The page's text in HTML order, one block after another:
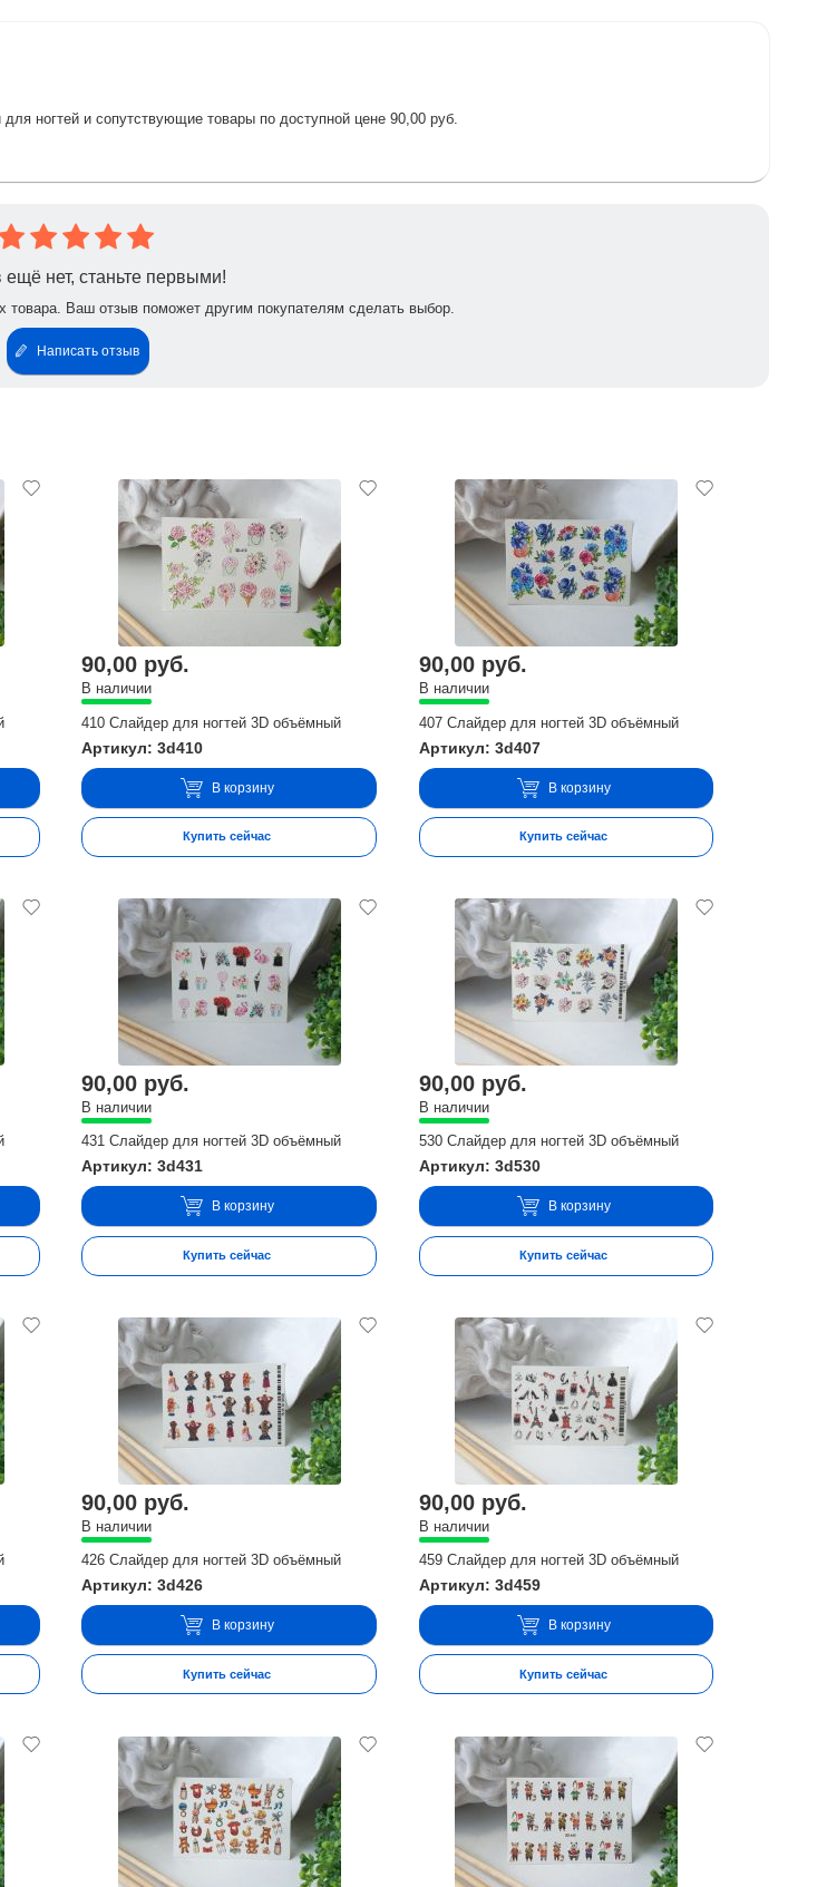
ногтей и сопутствующие товары по доступной цене 90,00 руб.
нет, станьте первыми!
товара. Ваш отзыв поможет другим покупателям сделать выбор.
Написать отзыв
90,00 руб.
В наличии
410 Слайдер для ногтей 3D объёмный
Артикул: 3d410
В корзину
Купить сейчас
90,00 руб.
В наличии
407 Слайдер для ногтей 3D объёмный
Артикул: 3d407
В корзину
Купить сейчас
90,00 руб.
В наличии
431 Слайдер для ногтей 3D объёмный
Артикул: 3d431
В корзину
Купить сейчас
90,00 руб.
В наличии
530 Слайдер для ногтей 3D объёмный
Артикул: 3d530
В корзину
Купить сейчас
90,00 руб.
В наличии
426 Слайдер для ногтей 3D объёмный
Артикул: 3d426
В корзину
Купить сейчас
90,00 руб.
В наличии
459 Слайдер для ногтей 3D объёмный
Артикул: 3d459
В корзину
Купить сейчас